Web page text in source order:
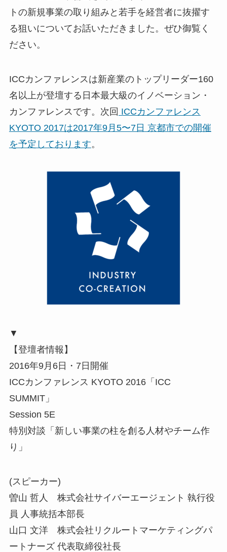
トの新規事業の取り組みと若手を経営者に抜擢す
る狙いについてお話いただきました。ぜひ御覧く
ださい。
ICCカンファレンスは新産業のトップリーダー160
名以上が登壇する日本最大級のイノベーション・
カンファレンスです。次回 ICCカンファレンス
KYOTO 2017は2017年9月5〜7日 京都市での開催
を予定しております。
▼
【登壇者情報】
2016年9月6日・7日開催
ICCカンファレンス KYOTO 2016「ICC
SUMMIT」
Session 5E
特別対談「新しい事業の柱を創る人材やチーム作
り」
(スピーカー)
曽山 哲人 株式会社サイバーエージェント 執行役
員 人事統括本部長
山口 文洋 株式会社リクルートマーケティングパ
ートナーズ 代表取締役社長